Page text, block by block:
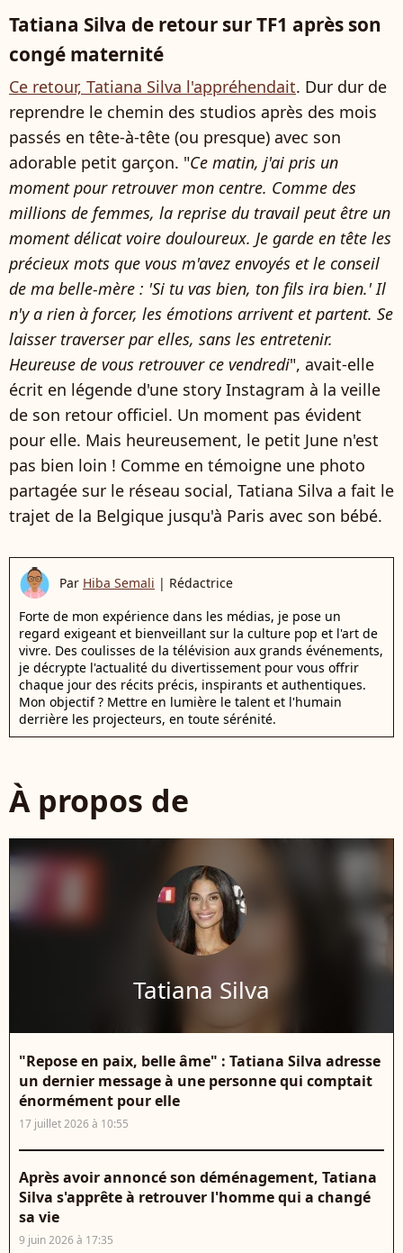
Tatiana Silva de retour sur TF1 après son
congé maternité
Ce retour, Tatiana Silva l'appréhendait. Dur dur de
reprendre le chemin des studios après des mois
passés en tête-à-tête (ou presque) avec son
adorable petit garçon. "Ce matin, j'ai pris un
moment pour retrouver mon centre. Comme des
millions de femmes, la reprise du travail peut être un
moment délicat voire douloureux. Je garde en tête les
précieux mots que vous m'avez envoyés et le conseil
de ma belle-mère : 'Si tu vas bien, ton fils ira bien.' Il
n'y a rien à forcer, les émotions arrivent et partent. Se
laisser traverser par elles, sans les entretenir.
Heureuse de vous retrouver ce vendredi", avait-elle
écrit en légende d'une story Instagram à la veille
de son retour officiel. Un moment pas évident
pour elle. Mais heureusement, le petit June n'est
pas bien loin ! Comme en témoigne une photo
partagée sur le réseau social, Tatiana Silva a fait le
trajet de la Belgique jusqu'à Paris avec son bébé.
Par Hiba Semali | Rédactrice
Forte de mon expérience dans les médias, je pose un
regard exigeant et bienveillant sur la culture pop et l'art de
vivre. Des coulisses de la télévision aux grands événements,
je décrypte l'actualité du divertissement pour vous offrir
chaque jour des récits précis, inspirants et authentiques.
Mon objectif ? Mettre en lumière le talent et l'humain
derrière les projecteurs, en toute sérénité.
À propos de
Tatiana Silva
"Repose en paix, belle âme" : Tatiana Silva adresse
un dernier message à une personne qui comptait
énormément pour elle
17 juillet 2026 à 10:55
Après avoir annoncé son déménagement, Tatiana
Silva s'apprête à retrouver l'homme qui a changé
sa vie
9 juin 2026 à 17:35